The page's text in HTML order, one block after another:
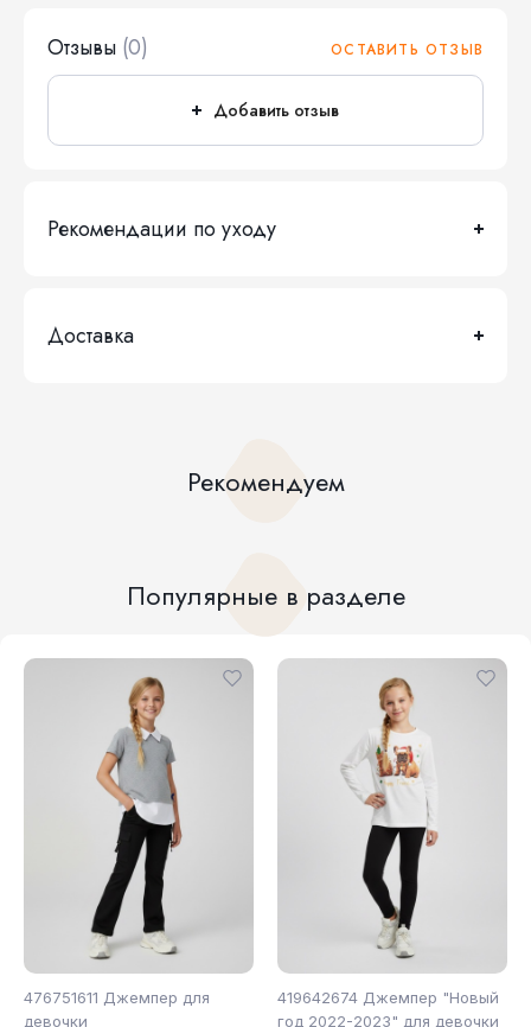
Отзывы (0) ОСТАВИТЬ ОТЗЫВ
Добавить отзыв
Рекомендации по уходу
Доставка
Рекомендуем
Популярные в разделе
476751611 Джемпер для
девочки
419642674 Джемпер "Новый
год 2022-2023" для девочки